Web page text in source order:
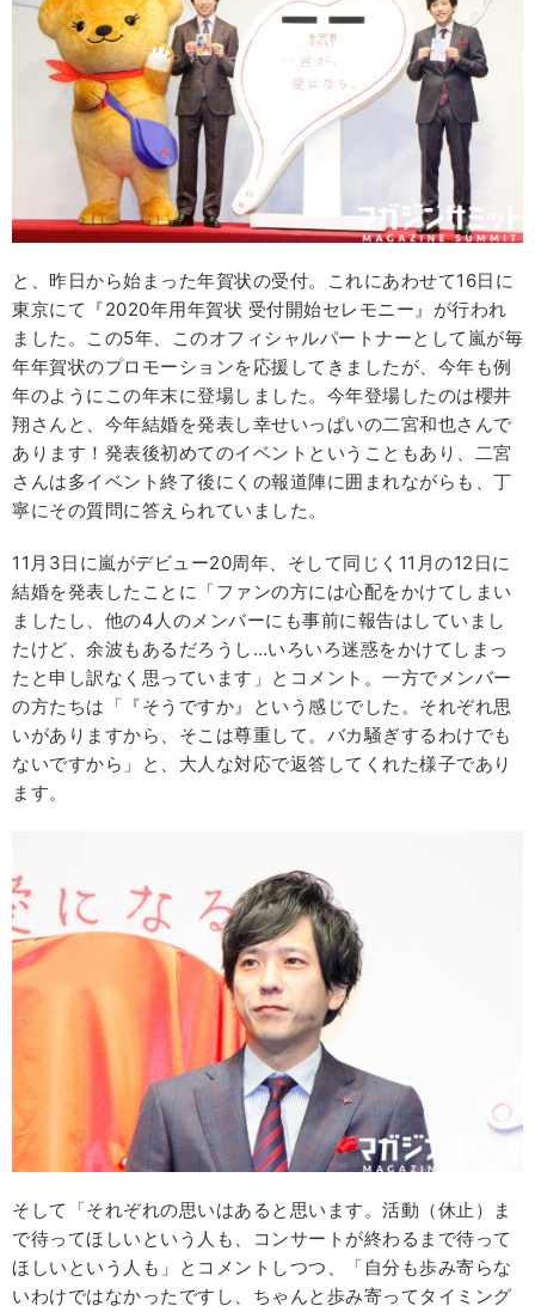
と、昨日から始まった年賀状の受付。これにあわせて16日に
東京にて『2020年用年賀状 受付開始セレモニー』が行われ
ました。この5年、このオフィシャルパートナーとして嵐が毎
年年賀状のプロモーションを応援してきましたが、今年も例
年のようにこの年末に登場しました。今年登場したのは櫻井
翔さんと、今年結婚を発表し幸せいっぱいの二宮和也さんで
あります！発表後初めてのイベントということもあり、二宮
さんは多イベント終了後にくの報道陣に囲まれながらも、丁
寧にその質問に答えられていました。
11月3日に嵐がデビュー20周年、そして同じく11月の12日に
結婚を発表したことに「ファンの方には心配をかけてしまい
ましたし、他の4人のメンバーにも事前に報告はしていまし
たけど、余波もあるだろうし…いろいろ迷惑をかけてしまっ
たと申し訳なく思っています」とコメント。一方でメンバー
の方たちは「『そうですか』という感じでした。それぞれ思
いがありますから、そこは尊重して。バカ騒ぎするわけでも
ないですから」と、大人な対応で返答してくれた様子であり
ます。
そして「それぞれの思いはあると思います。活動（休止）ま
で待ってほしいという人も、コンサートが終わるまで待って
ほしいという人も」とコメントしつつ、「自分も歩み寄らな
いわけではなかったですし、ちゃんと歩み寄ってタイミング